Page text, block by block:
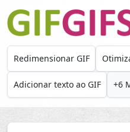
Skip to main content
Redimensionar GIF
Adicionar texto ao GIF +6